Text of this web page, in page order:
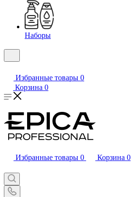
Наборы
Избранные товары 0
Корзина 0
Избранные товары 0 Корзина 0